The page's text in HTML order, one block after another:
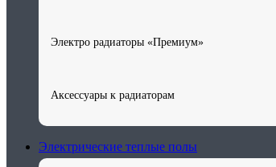
Электро радиаторы «Премиум»
Аксессуары к радиаторам
Электрические теплые полы